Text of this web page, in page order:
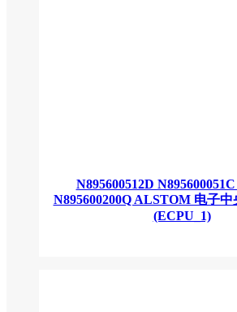
N895600512D
N895600200Q ALSTOM 电子
(ECPU_1)